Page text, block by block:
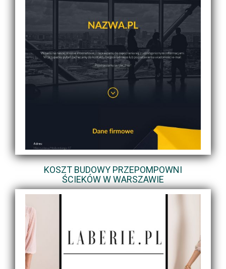
KOSZT BUDOWY PRZEPOMPOWNI
ŚCIEKÓW W WARSZAWIE